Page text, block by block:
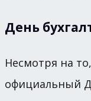
День
Несмотря на
официальный